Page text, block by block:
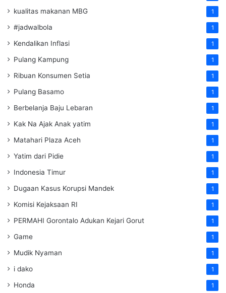
kualitas makanan MBG 1
#jadwalbola 1
Kendalikan Inflasi 1
Pulang Kampung 1
Ribuan Konsumen Setia 1
Pulang Basamo 1
Berbelanja Baju Lebaran 1
Kak Na Ajak Anak yatim 1
Matahari Plaza Aceh 1
Yatim dari Pidie 1
Indonesia Timur 1
Dugaan Kasus Korupsi Mandek 1
Komisi Kejaksaan RI 1
PERMAHI Gorontalo Adukan Kejari Gorut 1
Game 1
Mudik Nyaman 1
i dako 1
Honda 1